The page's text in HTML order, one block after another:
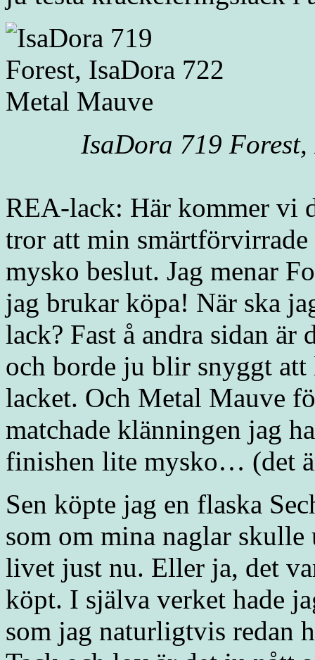
IsaDora 719
REA-lack: Här kommer vi
tror att min
mysko beslut. Jag menar
jag brukar köpa! När ska
lack? Fast å andra sidan
och borde ju blir snyggt
lacket. Och Metal Mauve
matchade klänningen jag
finishen lite mysko… (det
Sen köpte jag en flaska
som om mina naglar
livet just nu. Eller ja, det
köpt. I själva verket hade
som jag naturligtvis redan